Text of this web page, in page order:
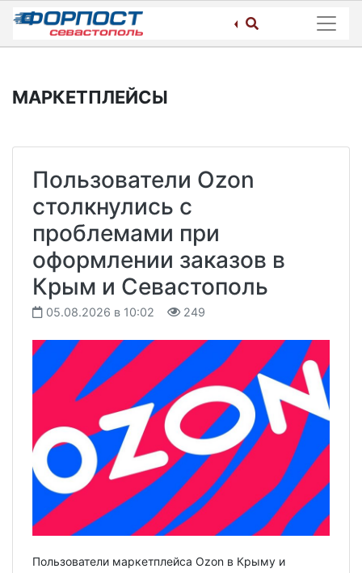
Skip
content
МАРКЕТПЛЕЙСЫ
Пользователи Ozon
столкнулись с
проблемами при
оформлении заказов в
Крым и Севастополь
05.08.2026 в 10:02 249
Пользователи маркетплейса Ozon в Крыму и